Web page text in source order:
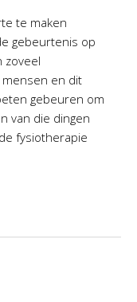
te maken
gebeurtenis op
zoveel
mensen en dit
gebeuren om
van die dingen
fysiotherapie